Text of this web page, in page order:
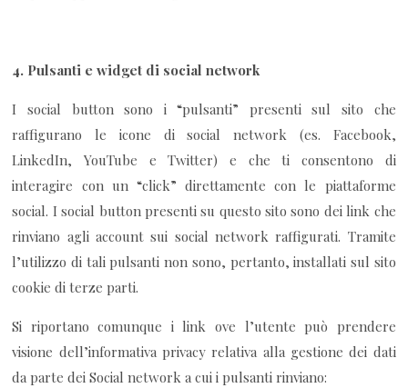
4. Pulsanti e widget di social network
I social button sono i “pulsanti” presenti sul sito che
raffigurano le icone di social network (es. Facebook,
LinkedIn, YouTube e Twitter) e che ti consentono di
interagire con un “click” direttamente con le piattaforme
social. I social button presenti su questo sito sono dei link che
rinviano agli account sui social network raffigurati. Tramite
l’utilizzo di tali pulsanti non sono, pertanto, installati sul sito
cookie di terze parti.
Si riportano comunque i link ove l’utente può prendere
visione dell’informativa privacy relativa alla gestione dei dati
da parte dei Social network a cui i pulsanti rinviano: